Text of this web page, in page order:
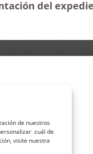
de nuestros
cuál de
visite nuestra
del